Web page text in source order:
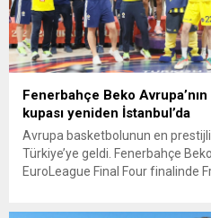
Fenerbahçe Beko
kupası yeniden İstanbul’da
Avrupa basketbolunun en
Türkiye’ye geldi. Fenerbahçe
EuroLeague Final Four finalinde